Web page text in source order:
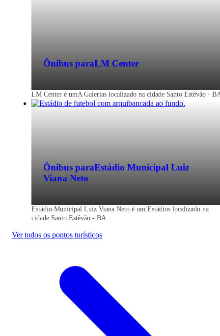
Economize na viagem de ônibus para
Santo Estêvão - BA. Reserve agora,
e sem filas. Mais barato que a passagem
Ônibus paraLM Center
LM Center é umA Galerias localizado na cidade Santo Estêvão -
Ônibus paraEstádio Municipal Luiz
Viana Neto
Estádio Municipal Luiz Viana Neto é um Estádios localizado na
cidade Santo Estêvão - BA.
Ver todos os pontos turísticos